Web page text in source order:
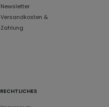
Newsletter
Versandkosten &
Zahlung
RECHTLICHES